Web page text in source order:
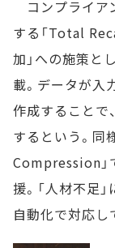
コンプライア
する「Total
加」への施策と
載。データが入
作成することで
するという。同
Compression」
援。「人材不足
自動化で対応し